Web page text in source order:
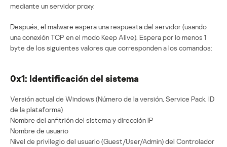
mediante un servidor proxy.
Después, el malware espera una respuesta del servidor (usando
una conexión TCP en el modo Keep Alive). Espera por lo menos 1
byte de los siguientes valores que corresponden a los comandos:
0x1: Identificación del sistema
Versión actual de Windows (Número de la versión, Service Pack, ID
de la plataforma)
Nombre del anfitrión del sistema y dirección IP
Nombre de usuario
Nivel de privilegio del usuario (Guest/User/Admin) del Controlador